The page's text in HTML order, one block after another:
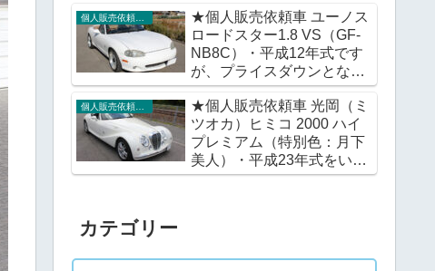
★個人販売依頼車 ユーノス
ロードスター1.8 VS（GF-
NB8C）・平成12年式です
が、プライスダウンとなり
ました。※この機会に改め
てご検討いただければ幸い
です。
★個人販売依頼車 光岡（ミ
ツオカ）ヒミコ 2000 ハイ
プレミアム（特別色：月下
美人）・平成23年式をいか
がですか。
カテゴリー